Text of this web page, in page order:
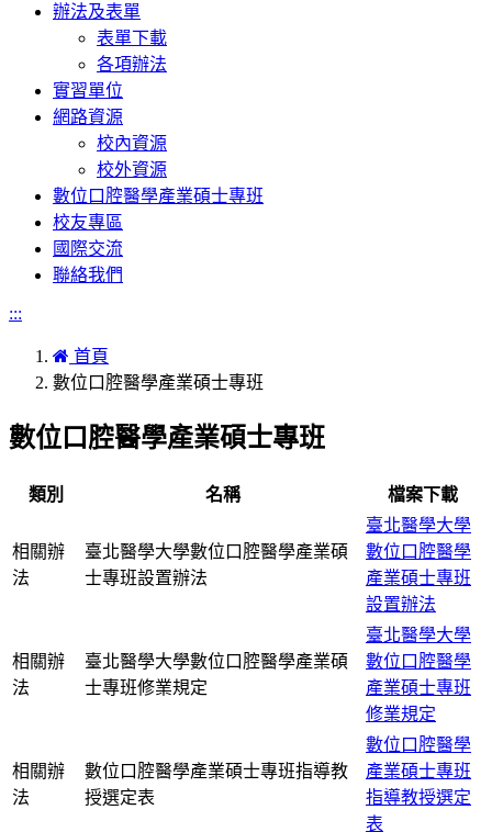
辦法及表單
表單下載
各項辦法
實習單位
網路資源
校內資源
校外資源
數位口腔醫學產業碩士專班
校友專區
國際交流
聯絡我們
:::
首頁
數位口腔醫學產業碩士專班
數位口腔醫學產業碩士專班
類別 名稱 檔案下載
相關辦
法
臺北醫學大學數位口腔醫學產業碩
士專班設置辦法
臺北醫學大學
數位口腔醫學
產業碩士專班
設置辦法
相關辦
法
臺北醫學大學數位口腔醫學產業碩
士專班修業規定
臺北醫學大學
數位口腔醫學
產業碩士專班
修業規定
相關辦
法
數位口腔醫學產業碩士專班指導教
授選定表
數位口腔醫學
產業碩士專班
指導教授選定
表